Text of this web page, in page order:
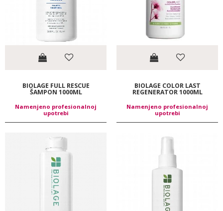
BIOLAGE FULL RESCUE
ŠAMPON 1000ML
Namenjeno profesionalnoj
upotrebi
BIOLAGE COLOR LAST
REGENERATOR 1000ML
Namenjeno profesionalnoj
upotrebi